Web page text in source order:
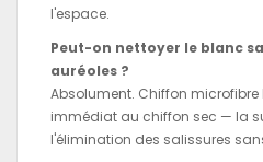
l'espace.
Peut-on nettoyer le blanc
auréoles ?
Absolument. Chiffon
immédiat au chiffon sec — la
l'élimination des salissures